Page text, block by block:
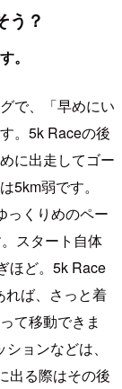
う？
。
で、「早めにい
。5k Raceの後
に出走してゴー
5km弱です。
っくりめのペー
スタート自体
ほど。5k Race
れば、さっと着
て移動できま
ョンなどは、
出る際はその後